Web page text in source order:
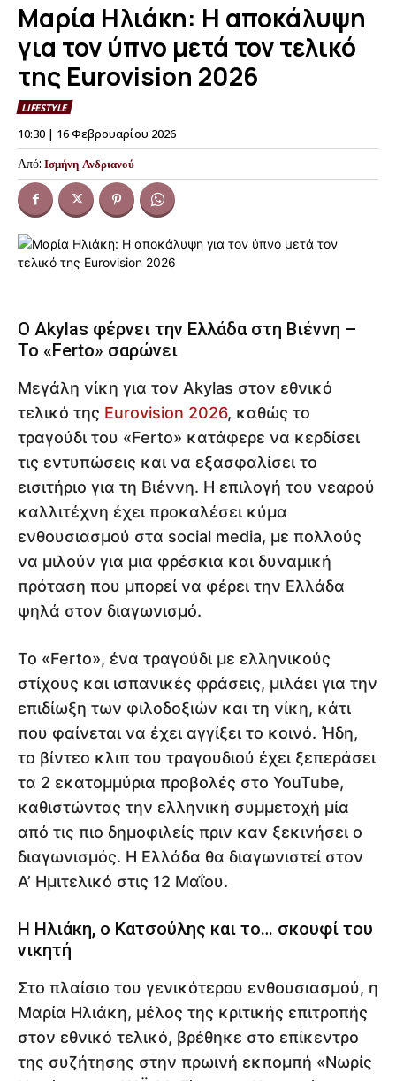
Μαρία Ηλιάκη: Η αποκάλυψη
για τον ύπνο μετά τον τελικό
της Eurovision 2026
LIFESTYLE
10:30 | 16 Φεβρουαρίου 2026
Από: Ισμήνη Ανδριανού
Ο Akylas φέρνει την Ελλάδα στη Βιέννη –
Το «Ferto» σαρώνει
Μεγάλη νίκη για τον Akylas στον εθνικό
τελικό της Eurovision 2026, καθώς το
τραγούδι του «Ferto» κατάφερε να κερδίσει
τις εντυπώσεις και να εξασφαλίσει το
εισιτήριο για τη Βιέννη. Η επιλογή του νεαρού
καλλιτέχνη έχει προκαλέσει κύμα
ενθουσιασμού στα social media, με πολλούς
να μιλούν για μια φρέσκια και δυναμική
πρόταση που μπορεί να φέρει την Ελλάδα
ψηλά στον διαγωνισμό.
Το «Ferto», ένα τραγούδι με ελληνικούς
στίχους και ισπανικές φράσεις, μιλάει για την
επιδίωξη των φιλοδοξιών και τη νίκη, κάτι
που φαίνεται να έχει αγγίξει το κοινό. Ήδη,
το βίντεο κλιπ του τραγουδιού έχει ξεπεράσει
τα 2 εκατομμύρια προβολές στο YouTube,
καθιστώντας την ελληνική συμμετοχή μία
από τις πιο δημοφιλείς πριν καν ξεκινήσει ο
διαγωνισμός. Η Ελλάδα θα διαγωνιστεί στον
Α’ Ημιτελικό στις 12 Μαΐου.
Η Ηλιάκη, ο Κατσούλης και το… σκουφί του
νικητή
Στο πλαίσιο του γενικότερου ενθουσιασμού, η
Μαρία Ηλιάκη, μέλος της κριτικής επιτροπής
στον εθνικό τελικό, βρέθηκε στο επίκεντρο
της συζήτησης στην πρωινή εκπομπή «Νωρίς